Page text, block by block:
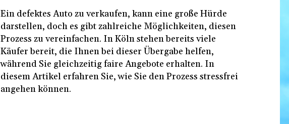
Ein defektes Auto zu verkaufen, kann eine große Hürde
darstellen, doch es gibt zahlreiche Möglichkeiten, diesen
Prozess zu vereinfachen. In Köln stehen bereits viele
Käufer bereit, die Ihnen bei dieser Übergabe helfen,
während Sie gleichzeitig faire Angebote erhalten. In
diesem Artikel erfahren Sie, wie Sie den Prozess stressfrei
angehen können.